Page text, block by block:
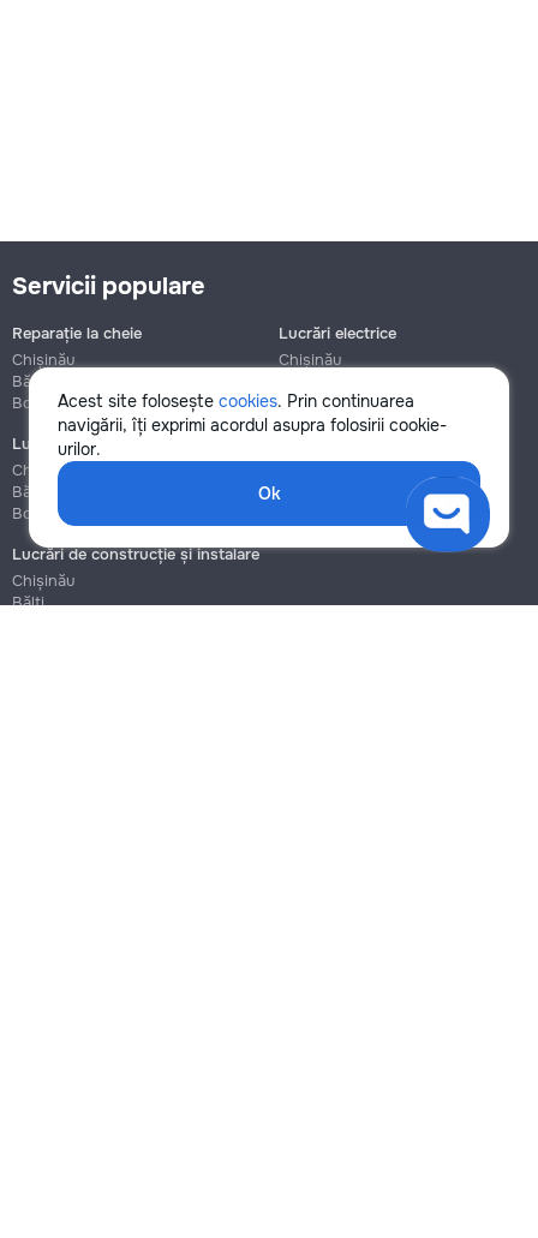
Acest site folosește cookies. Prin continuarea
navigării, îți exprimi acordul asupra folosirii cookie-
urilor.
Ok
Servicii populare
Reparație la cheie
Chișinău
Bălți
Botanica
Lucrări electrice
Chișinău
Botanica
Lucrări de instalații sanitare
Chișinău
Bălți
Botanica
Bălți
Lucrări de construcție și instalare
Chișinău
Bălți